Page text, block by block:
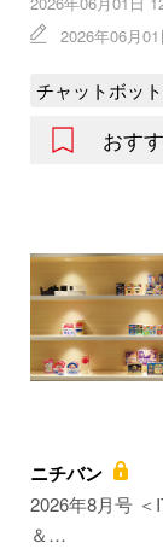
2026年06月
チャットボット
おす
ニチバン
2026年8月号 ＜
＆…